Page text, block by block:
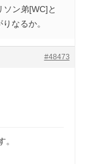
ン弟[WC]と
なるか。
#48473
。